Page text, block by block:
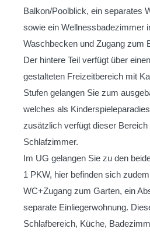
Balkon/Poolblick, ein separates
sowie ein Wellnessbadezimmer
Waschbecken und Zugang zum
Der hintere Teil verfügt über
gestalteten Freizeitbereich mit
Stufen gelangen Sie zum
welches als
zusätzlich verfügt dieser Bereich
Schlafzimmer.
Im UG gelangen Sie zu den
1 PKW, hier befinden sich
WC+Zugang zum Garten, ein
separate Einliegerwohnung.
Schlafbereich, Küche,